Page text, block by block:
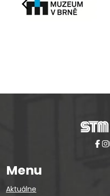
Menu
Aktuálne